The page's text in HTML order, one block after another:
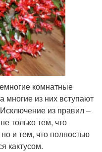
комнатные
многие из них вступают
из правил –
только тем, что
и тем, что полностью
кактусом.